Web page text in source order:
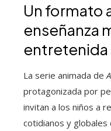
Un formato
enseñanza
entretenida
La serie animada de
protagonizada por
invitan a los niños a
cotidianos y globales